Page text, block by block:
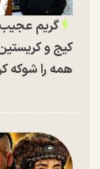
گریم
کیج و
همه را شوکه